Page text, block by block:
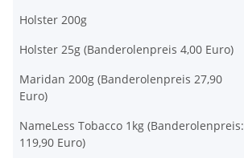
Holster 200g
Holster 25g (Banderolenpreis 4,00 Euro)
Maridan 200g (Banderolenpreis 27,90
Euro)
NameLess Tobacco 1kg (Banderolenpreis:
119,90 Euro)